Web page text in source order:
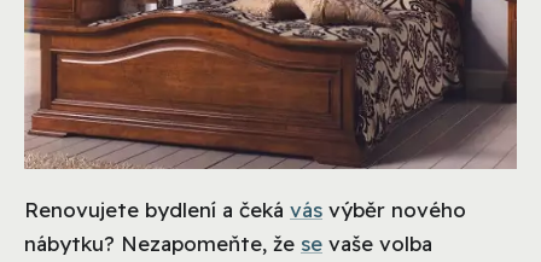
Renovujete bydlení a čeká vás výběr nového
nábytku? Nezapomeňte, že se vaše volba